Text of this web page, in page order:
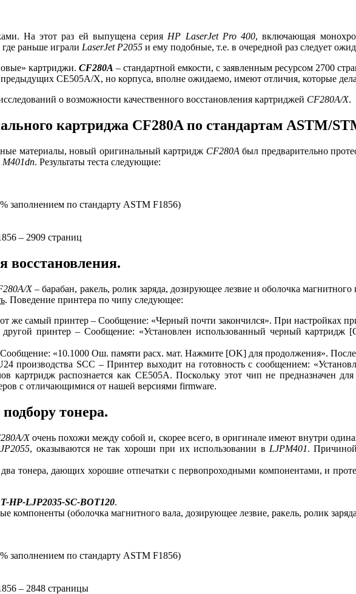
На этот раз ей выпущена серияHP LaserJet Pro 400, включающая
раньше играли LaserJet P2055 и ему подобные, т.е. в очередной раз следует
картриджи. CF280A – стандартной емкости, с заявленным ресурсом 2700
CE505A/X, но корпуса, вполне ожидаемо, имеют отличия, которые
о возможности качественного восстановления картриджей CF280A/X.
картриджа CF280A по стандартам ASTM/
материалы, новый оригинальный картридж CF280A был предварительно
M401dn. Результаты теста следующие:
заполнением по стандарту ASTM F1856)
– 2909 страниц
X– барабан, ракель, ролик заряда, дозирующее лезвие и оболочка
. Поведение принтера по чипу следующее:
же самый принтер – Сообщение: «Черный почти закончился». При настройках
принтер – Сообщение: «Установлен использованный черный
«10.1000 Ош. памяти расх. мат. Нажмите [OK] для продолжения».
производства SCC – Принтер выходит на готовность с сообщением:
картридж распознается как CE505A. Поскольку этот чип не предназначен
с отличающимися от нашей версиями firmware.
тонера.
Xочень похожи между собой и, скорее всего, в оригинале имеют внутри
, оказываются не так хороши при их использовании в LJPM401.
тонера, дающих хорошие отпечатки с первопроходными компонентами, и
T-HP-LJP2035-SC-BOT120.
компоненты (оболочка магнитного вала, дозирующее лезвие, ракель, ролик
заполнением по стандарту ASTM F1856)
– 2848 страницы